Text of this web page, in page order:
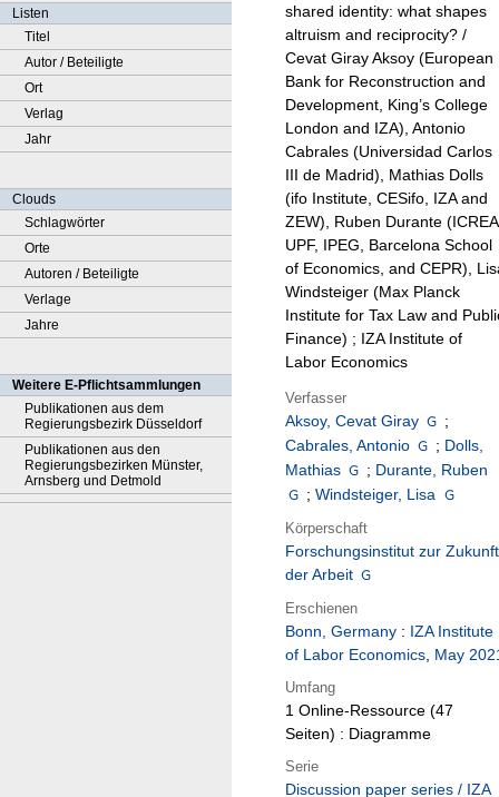
Listen
Titel
Autor / Beteiligte
Ort
Verlag
Jahr
Clouds
Schlagwörter
Orte
Autoren / Beteiligte
Verlage
Jahre
Weitere E-Pflichtsammlungen
Publikationen aus dem
Regierungsbezirk Düsseldorf
Publikationen aus den
Regierungsbezirken Münster,
Arnsberg und Detmold
shared identity: what shapes
altruism and reciprocity? /
Cevat Giray Aksoy (European
Bank for Reconstruction and
Development, King’s College
London and IZA), Antonio
Cabrales (Universidad Carlos
III de Madrid), Mathias Dolls
(ifo Institute, CESifo, IZA and
ZEW), Ruben Durante
UPF, IPEG, Barcelona School
of Economics, and CEPR),
Windsteiger (Max Planck
Institute for Tax Law and
Finance) ; IZA Institute of
Labor Economics
Verfasser
Aksoy, Cevat Giray
;
Cabrales, Antonio
; Dolls,
Mathias
; Durante, Ruben
; Windsteiger, Lisa
Körperschaft
Forschungsinstitut zur Zukunft
der Arbeit
Erschienen
Bonn, Germany : IZA Institute
of Labor Economics, May
Umfang
1 Online-Ressource (47
Seiten) : Diagramme
Serie
Discussion paper series / IZA